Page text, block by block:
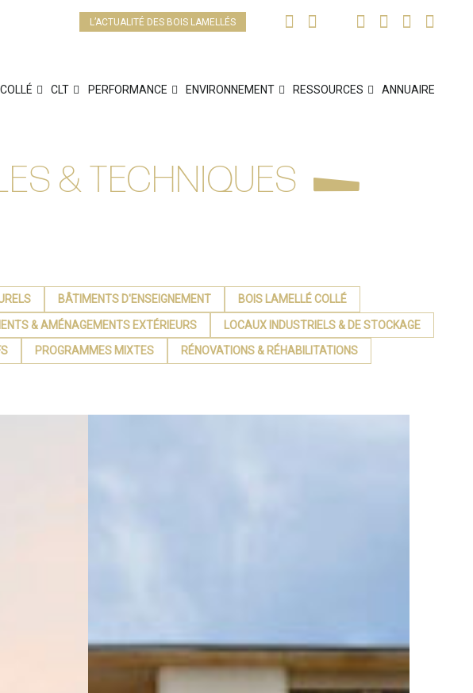
L’ACTUALITÉ DES BOIS LAMELLÉS
CLT PERFORMANCE ENVIRONNEMENT RESSOURCES ANNUAIRE
& TECHNIQUES
BÂTIMENTS D'ENSEIGNEMENT BOIS LAMELLÉ COLLÉ
& AMÉNAGEMENTS EXTÉRIEURS LOCAUX INDUSTRIELS & DE STOCKAGE
PROGRAMMES MIXTES RÉNOVATIONS & RÉHABILITATIONS